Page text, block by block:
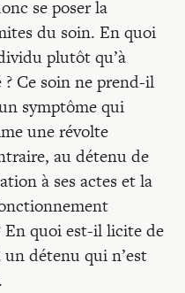
se poser la
du soin. En quoi
plutôt qu’à
Ce soin ne prend-il
symptôme qui
une révolte
au détenu de
à ses actes et la
En quoi est-il licite de
détenu qui n’est